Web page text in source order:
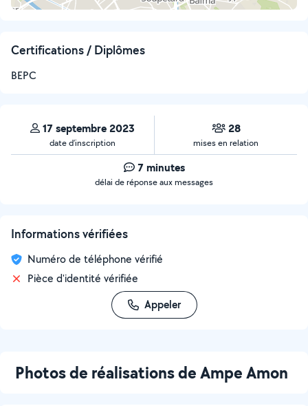
Certifications / Diplômes
BEPC
17 septembre 2023
date d’inscription
28
mises en relation
7 minutes
délai de réponse aux messages
Informations vérifiées
Numéro de téléphone vérifié
Pièce d'identité vérifiée
Appeler
Photos de réalisations de Ampe Amon